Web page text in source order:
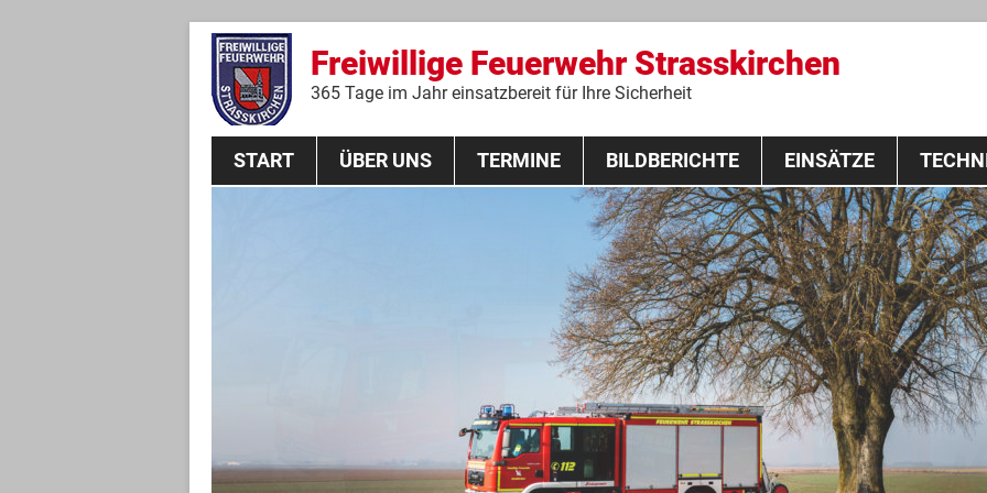
Freiwillige Feuerwehr Strasskirchen
365 Tage im Jahr einsatzbereit für Ihre Sicherheit
Zum
springen
START ÜBER UNS TERMINE
THL Lehrgang 2020
BILDBERICHTE EINSÄTZE
Fahrzeuge
Ausrüstung